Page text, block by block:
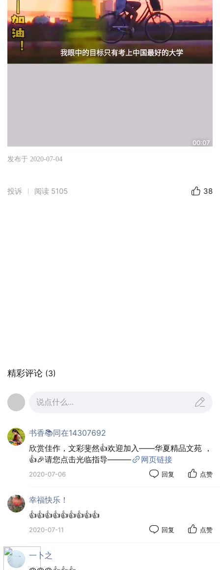
00:07
发布于 2020-07-04
投诉 阅读 5105 38
精彩评论 (3)
说点什么...
书香📚同在14307692
欣赏佳作，文彩斐然👍欢迎加入——华夏精品文苑 ，
👍🎉请您点击光临指导———
网页链接
2020-07-06 回复 点赞
幸福快乐！
👍👍👍👍👍👍👍👍👍
2020-07-11 回复 点赞
一卜之